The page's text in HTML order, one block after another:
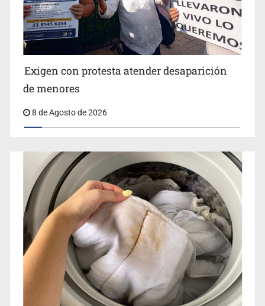
Exigen con protesta atender desaparición
de menores
8 de Agosto de 2026